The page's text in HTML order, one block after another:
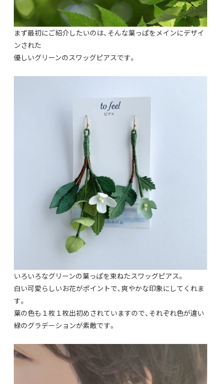
まず最初にご紹介したいのは、そんな葉っぱをメインにデザイ
ンされた
優しいグリーンのスワッグピアスです。
いろいろなグリーンの葉っぱを束ねたスワッグピアス。
白い可愛らしいお花がポイントで、爽やかな印象にしてくれま
す。
葉の色も１枚１枚出初めされていますので、それぞれ色が違い
緑のグラデーションが素敵です。